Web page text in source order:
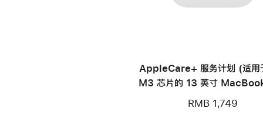
AppleCare+ 服务计划 (适用
M3 芯片的 13 英寸
RMB 1,749